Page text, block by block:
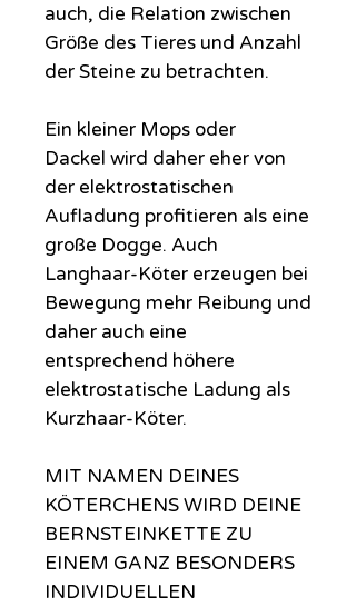
auch, die Relation zwischen
Größe des Tieres und Anzahl
der Steine zu betrachten.
Ein kleiner Mops oder
Dackel wird daher eher von
der elektrostatischen
Aufladung profitieren als eine
große Dogge. Auch
Langhaar-Köter erzeugen bei
Bewegung mehr Reibung und
daher auch eine
entsprechend höhere
elektrostatische Ladung als
Kurzhaar-Köter.
MIT NAMEN DEINES
KÖTERCHENS WIRD DEINE
BERNSTEINKETTE ZU
EINEM GANZ BESONDERS
INDIVIDUELLEN